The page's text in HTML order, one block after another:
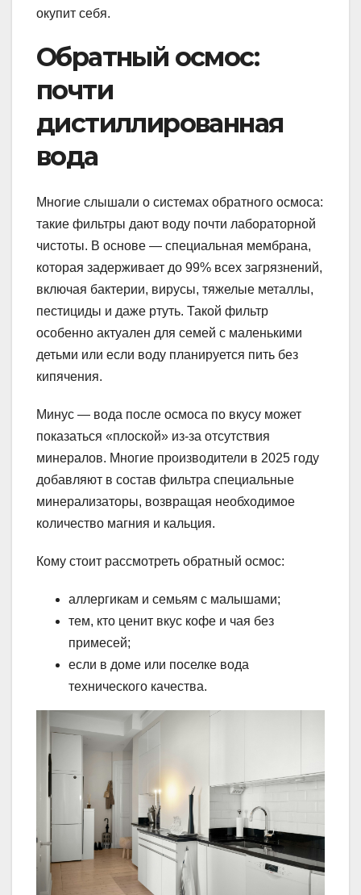
окупит себя.
Обратный осмос:
почти
дистиллированная
вода
Многие слышали о системах обратного осмоса:
такие фильтры дают воду почти лабораторной
чистоты. В основе — специальная мембрана,
которая задерживает до 99% всех загрязнений,
включая бактерии, вирусы, тяжелые металлы,
пестициды и даже ртуть. Такой фильтр
особенно актуален для семей с маленькими
детьми или если воду планируется пить без
кипячения.
Минус — вода после осмоса по вкусу может
показаться «плоской» из-за отсутствия
минералов. Многие производители в 2025 году
добавляют в состав фильтра специальные
минерализаторы, возвращая необходимое
количество магния и кальция.
Кому стоит рассмотреть обратный осмос:
аллергикам и семьям с малышами;
тем, кто ценит вкус кофе и чая без
примесей;
если в доме или поселке вода
технического качества.